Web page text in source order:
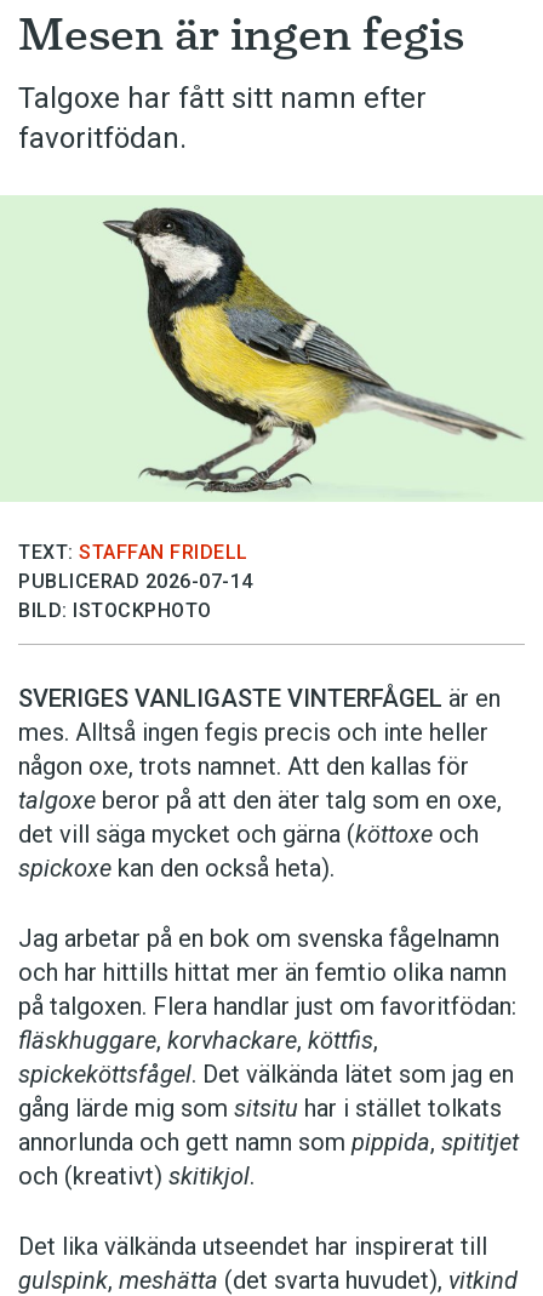
Mesen är ingen fegis
Talgoxe har fått sitt namn efter
favoritfödan.
TEXT: STAFFAN FRIDELL
PUBLICERAD 2026-07-14
BILD: ISTOCKPHOTO
SVERIGES VANLIGASTE VINTERFÅGEL är en
mes. Alltså ingen fegis precis och inte heller
någon oxe, trots namnet. Att den kallas för
talgoxe beror på att den äter talg som en oxe,
det vill säga mycket och gärna (köttoxe och
spickoxe kan den också heta).
Jag arbetar på en bok om svenska fågelnamn
och har hittills hittat mer än femtio olika namn
på talgoxen. Flera handlar just om favoritfödan:
fläskhuggare, korvhackare, köttfis,
spickeköttsfågel. Det välkända lätet som jag en
gång lärde mig som sitsitu har i stället tolkats
annorlunda och gett namn som pippida, spititjet
och (kreativt) skitikjol.
Det lika välkända utseendet har inspirerat till
gulspink, meshätta (det svarta huvudet), vitkind